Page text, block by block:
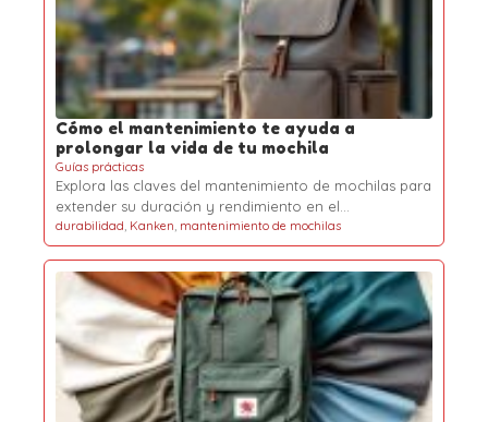
Cómo el mantenimiento te ayuda a
prolongar la vida de tu mochila
Guías prácticas
Explora las claves del mantenimiento de mochilas para
extender su duración y rendimiento en el…
durabilidad, Kanken, mantenimiento de mochilas